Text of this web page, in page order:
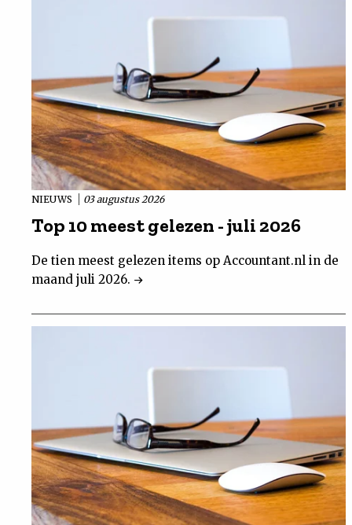
NIEUWS 03 augustus 2026
Top 10 meest gelezen - juli 2026
De tien meest gelezen items op Accountant.nl in de
maand juli 2026.